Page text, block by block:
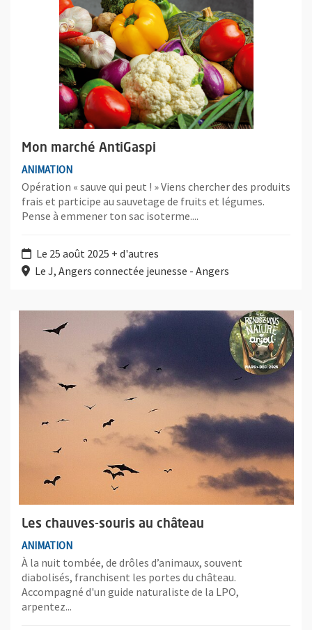
Mon marché AntiGaspi
ANIMATION
Opération « sauve qui peut ! » Viens chercher des produits
frais et participe au sauvetage de fruits et légumes.
Pense à emmener ton sac isoterme....
Le 25 août 2025 + d'autres
Le J, Angers connectée jeunesse - Angers
Les chauves-souris au château
ANIMATION
À la nuit tombée, de drôles d’animaux, souvent
diabolisés, franchisent les portes du château.
Accompagné d'un guide naturaliste de la LPO,
arpentez...
Plus d'information sur l'évènement : Les chauves-souris au